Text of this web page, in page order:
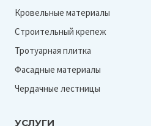
Кровельные материалы
Строительный крепеж
Тротуарная плитка
Фасадные материалы
Чердачные лестницы
УСЛУГИ